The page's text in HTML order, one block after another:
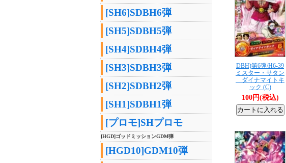
[SH6]SDBH6弾
[SH5]SDBH5弾
[SH4]SDBH4弾
[SH3]SDBH3弾
[SH2]SDBH2弾
[SH1]SDBH1弾
[プロモ]SHプロモ
[HGD]ゴッドミッションGDM弾
[HGD10]GDM10弾
DBH)第6弾/H6-39
ミスター・サタン
ダイナマイトキ
ック (C)
100円(税込)